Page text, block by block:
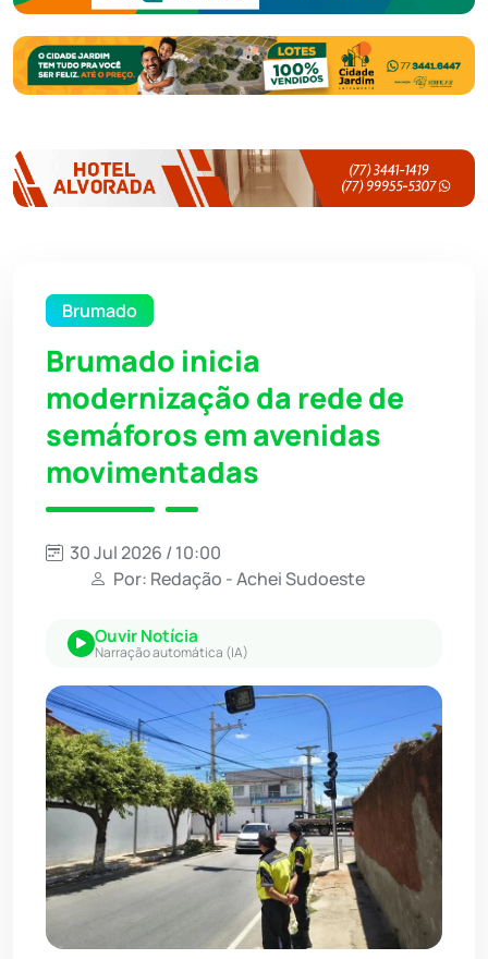
Brumado
Brumado inicia
modernização da rede de
semáforos em avenidas
movimentadas
30 Jul 2026 / 10:00
Por: Redação - Achei Sudoeste
Ouvir Notícia
Narração automática (IA)